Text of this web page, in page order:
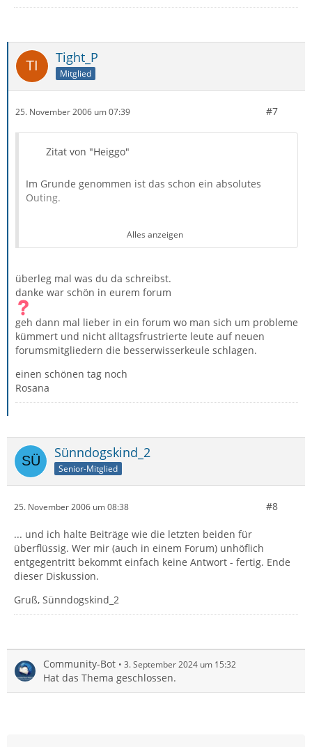
Tight_P
Mitglied
25. November 2006 um 07:39 #7
Zitat von "Heiggo"
Im Grunde genommen ist das schon ein absolutes
Outing.
??? aha scheinbar ist das hier das forum der zyniker und
sarkasten.
wie kommt man denn auf solche schlussfolgreungen?
ja genau! ich öffne natürlich alle einzeln aber es ist
dennoch ein manko und wäre es umgekehrt würden die
lesen dass diese angblichen treffer gar nicht zur lösung
runter machen und können eine enorme energie
aufbringen zu erklären wie man zu der lösung käme
anstatt (wenn sie denn ahnung hätten) einfach zu
schreiben "nein das geht nicht"
das wäre wesentlich einfacher gewesen. wer nämlich
soviel schreibt um sich zu beschwerren dass man das
von so jemandem wie euch als angebliches ergebnis
präsentiert wird, der macht sich doch in meinen augen
lächerlich.
Alles anzeigen
überleg mal was du da schreibst.
danke war schön in eurem forum
geh dann mal lieber in ein forum wo man sich um probleme
kümmert und nicht alltagsfrustrierte leute auf neuen
forumsmitgliedern die besserwisserkeule schlagen.
einen schönen tag noch
Rosana
Sünndogskind_2
Senior-Mitglied
25. November 2006 um 08:38 #8
... und ich halte Beiträge wie die letzten beiden für
überflüssig. Wer mir (auch in einem Forum) unhöflich
entgegentritt bekommt einfach keine Antwort - fertig. Ende
dieser Diskussion.
Gruß, Sünndogskind_2
Community-Bot 3. September 2024 um 15:32
Hat das Thema geschlossen.